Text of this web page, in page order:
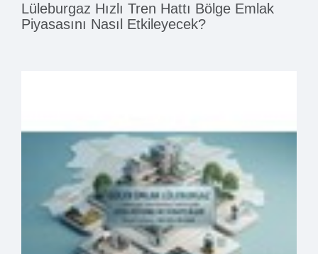
Lüleburgaz Hızlı Tren Hattı Bölge Emlak
Piyasasını Nasıl Etkileyecek?